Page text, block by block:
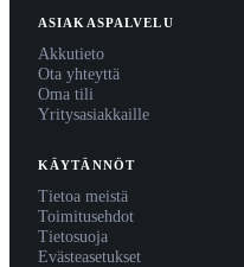
ASIAKASPALVELU
Akkutieto
Ota yhteyttä
Oma tili
Yritysasiakkaille
KÄYTÄNNÖT
Tietoa meistä
Toimitusehdot
Tietosuoja
Evästeasetukset